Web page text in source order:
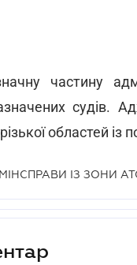
частину
судів.
областей із
ІЗ ЗОНИ